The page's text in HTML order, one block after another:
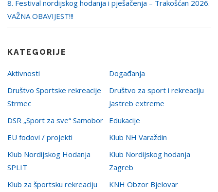
8. Festival nordijskog hodanja i pješačenja – Trakošćan 2026.
VAŽNA OBAVIJEST!!!
KATEGORIJE
Aktivnosti
Događanja
Društvo Sportske rekreacije
Strmec
Društvo za sport i rekreaciju
Jastreb extreme
DSR „Sport za sve“ Samobor
Edukacije
EU fodovi / projekti
Klub NH Varaždin
Klub Nordijskog Hodanja
SPLIT
Klub Nordijskog hodanja
Zagreb
Klub za športsku rekreaciju
KNH Obzor Bjelovar